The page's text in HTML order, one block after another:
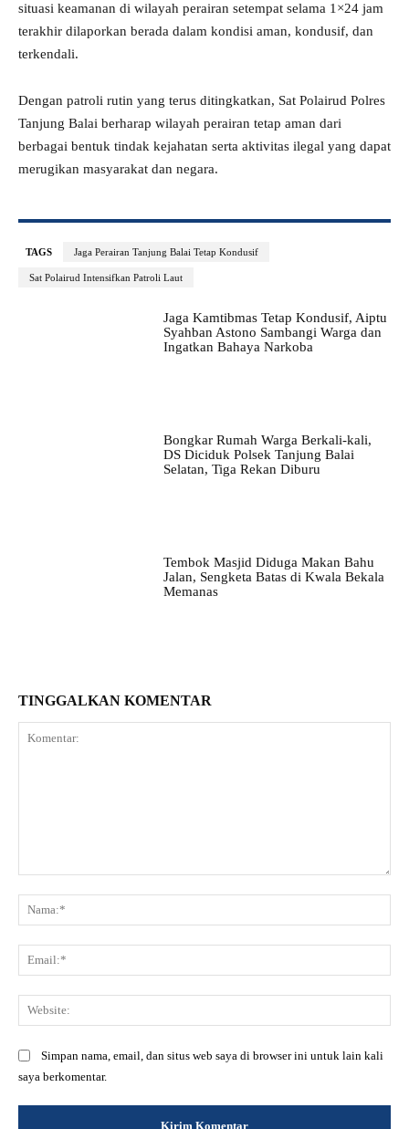
situasi keamanan di wilayah perairan setempat selama 1×24 jam
terakhir dilaporkan berada dalam kondisi aman, kondusif, dan
terkendali.
Dengan patroli rutin yang terus ditingkatkan, Sat Polairud Polres
Tanjung Balai berharap wilayah perairan tetap aman dari
berbagai bentuk tindak kejahatan serta aktivitas ilegal yang dapat
merugikan masyarakat dan negara.
TAGS Jaga Perairan Tanjung Balai Tetap Kondusif
Sat Polairud Intensifkan Patroli Laut
Jaga Kamtibmas Tetap Kondusif, Aiptu
Syahban Astono Sambangi Warga dan
Ingatkan Bahaya Narkoba
Bongkar Rumah Warga Berkali-kali,
DS Diciduk Polsek Tanjung Balai
Selatan, Tiga Rekan Diburu
Tembok Masjid Diduga Makan Bahu
Jalan, Sengketa Batas di Kwala Bekala
Memanas
TINGGALKAN KOMENTAR
Simpan nama, email, dan situs web saya di browser ini untuk lain kali
saya berkomentar.